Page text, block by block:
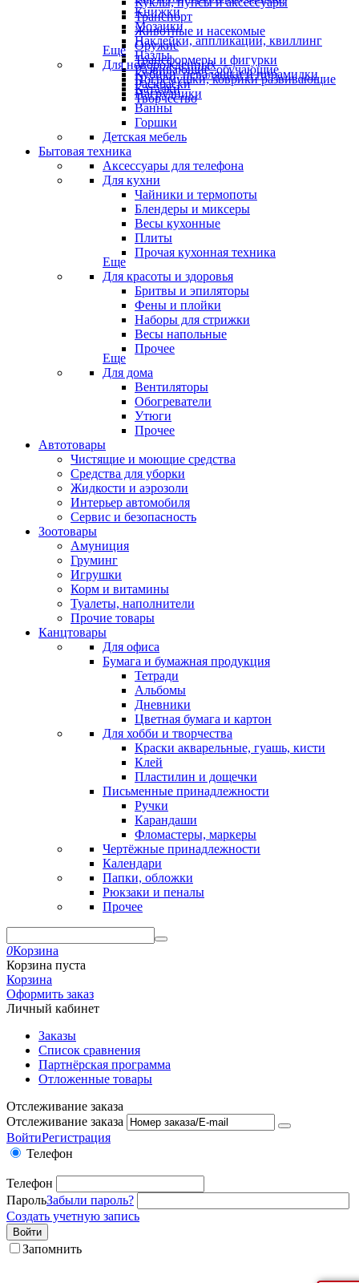
Транспорт
Животные и насекомые
Оружие
Трансформеры и фигурки
Кубики, неваляшки и пирамидки
Каталки
Книжки
Мозаики
Наклейки, аппликации, квиллинг
Пазлы
Развивающие, обучающие
Раскраски
Творчество
Еще
Для новорожденных
Погремушки, коврики развивающие
Нагрудники
Ванны
Горшки
Детская мебель
Бытовая техника
Аксессуары для телефона
Для кухни
Чайники и термопоты
Блендеры и миксеры
Весы кухонные
Плиты
Прочая кухонная техника
Еще
Для красоты и здоровья
Бритвы и эпиляторы
Фены и плойки
Наборы для стрижки
Весы напольные
Прочее
Еще
Для дома
Вентиляторы
Обогреватели
Утюги
Прочее
Автотовары
Чистящие и моющие средства
Средства для уборки
Жидкости и аэрозоли
Интерьер автомобиля
Сервис и безопасность
Зоотовары
Амуниция
Груминг
Игрушки
Корм и витамины
Туалеты, наполнители
Прочие товары
Канцтовары
Для офиса
Бумага и бумажная продукция
Тетради
Альбомы
Дневники
Цветная бумага и картон
Для хобби и творчества
Краски акварельные, гуашь, кисти
Клей
Пластилин и дощечки
Письменные принадлежности
Ручки
Карандаши
Фломастеры, маркеры
Чертёжные принадлежности
Календари
Папки, обложки
Рюкзаки и пеналы
Прочее
0Корзина
Корзина пуста
Корзина
Оформить заказ
Личный кабинет
Заказы
Список сравнения
Партнёрская программа
Отложенные товары
Отслеживание заказа
Отслеживание заказа
ВойтиРегистрация
Телефон
Телефон
ПарольЗабыли пароль?
Создать учетную запись
Войти
Запомнить